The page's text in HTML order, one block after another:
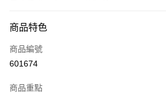
信用卡
Apple Pay
商品特色
商品編號
601674
商品重點